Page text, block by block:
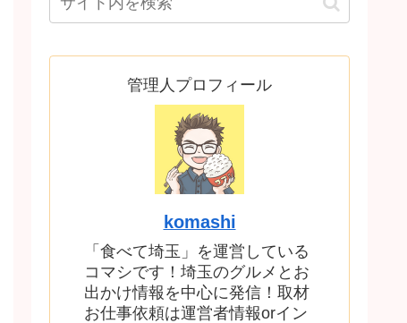
管理人プロフィール
komashi
「食べて埼玉」を運営している
コマシです！埼玉のグルメとお
出かけ情報を中心に発信！取材
お仕事依頼は運営者情報orイン